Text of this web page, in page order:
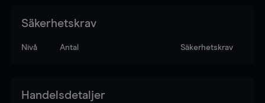
Säkerhetskrav
Nivå Antal Säkerhetskrav
Handelsdetaljer